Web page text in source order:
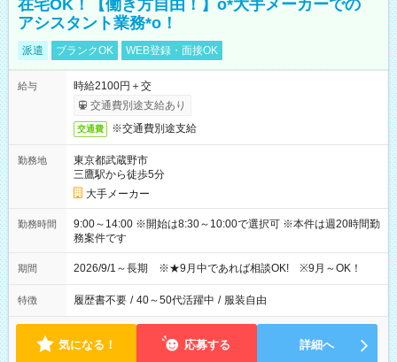
在宅OK！【働き方自由！】o*大手メーカーでの
アシスタント業務*o！
派遣 ブランクOK WEB登録・面接OK
給与
時給2100円＋交
交通費別途支給あり
交通費 ※交通費別途支給
勤務地
東京都武蔵野市
三鷹駅から徒歩5分
大手メーカー
勤務時間
9:00～14:00 ※開始は8:30～10:00で選択可 ※本件は週20時間勤
務案件です
期間 2026/9/1～長期 ※★9月中であれば相談OK! ※9月～OK！
特徴 履歴書不要 / 40～50代活躍中 / 服装自由
気になる！ 応募する 詳細へ